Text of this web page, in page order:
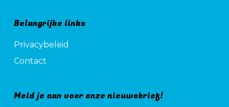
Belangrijke links
Privacybeleid
Contact
Meld je aan voor onze nieuwsbrief!